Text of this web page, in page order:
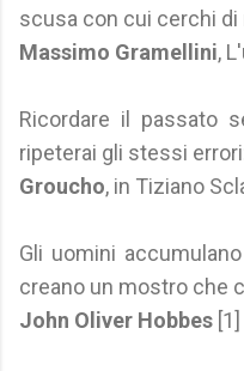
scusa con cui cerchi di
Massimo Gramellini,
Ricordare il passato
ripeterai gli stessi
Groucho, in Tiziano
Gli uomini
creano un mostro che
John Oliver Hobbes [1]